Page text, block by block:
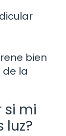
bien
de la
si mi